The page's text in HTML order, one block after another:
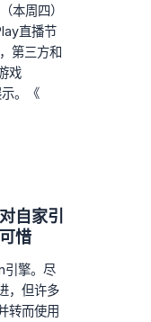
本周四）
直播节
第三方和
戏
。《
自家引
惜
引擎。尽
，但许多
转而使用